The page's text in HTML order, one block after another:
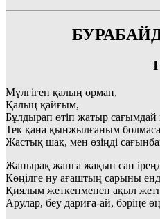
І
Мүлгіген қалың орман,
Қалың қайғым,
Бұлдырап өтіп жатыр сағымдай
Тек қана қынжылғаным болмаса
Жастық шақ, мен өзіңді
Жапырақ жанға жақын сан
Көңілге ну ағаштың сарыны
Қиялым жеткенменен ақыл
Арулар, беу дариға-ай, бәріңе